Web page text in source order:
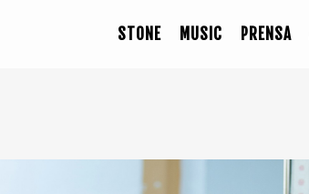
STONE MUSIC PRENSA